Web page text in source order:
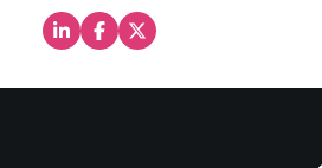
Partagez ceci sur LinkedIn
Partagez ceci sur
Partagez ceci sur X